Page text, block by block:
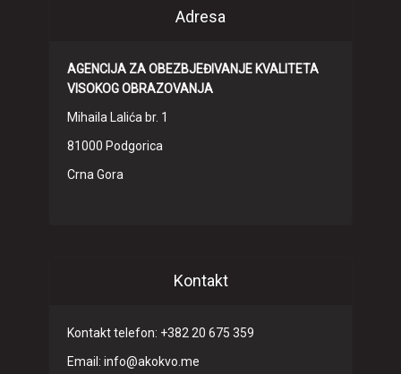
Adresa
AGENCIJA ZA OBEZBJEĐIVANJE KVALITETA
VISOKOG OBRAZOVANJA
Mihaila Lalića br. 1
81000 Podgorica
Crna Gora
Kontakt
Kontakt telefon: +382 20 675 359
Email: info@akokvo.me